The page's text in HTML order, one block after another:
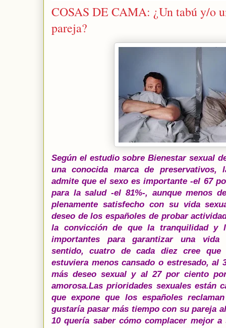
COSAS DE CAMA: ¿Un tabú y/o
pareja?
Según el estudio sobre Bienestar sexual
una conocida marca de preservativos,
admite que el sexo es importante -el 67
para la salud -el 81%-, aunque menos
plenamente satisfecho con su vida
deseo de los españoles de probar
la convicción de que la tranquilidad y
importantes para garantizar una vida
sentido, cuatro de cada diez cree
estuviera menos cansado o estresado, al
más deseo sexual y al 27 por ciento
amorosa.Las prioridades sexuales están
que expone que los españoles
gustaría pasar más tiempo con su pareja
10 quería saber cómo complacer mejor